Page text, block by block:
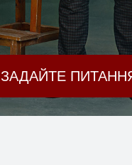
ЗАДАЙТЕ